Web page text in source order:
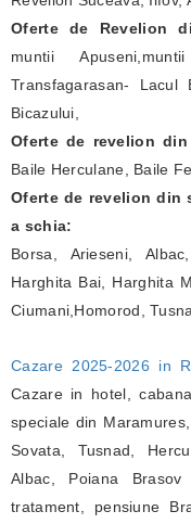
Oferte de Revelion
muntii
Transfagarasan- Lacul
Bicazului,
Oferte de revelion
Baile Herculane, Baile
Oferte de revelion din
a schia:
Borsa, Arieseni,
Harghita Bai, Harghita
Ciumani,Homorod,
Cazare 2025-2026 in
Cazare in hotel,
speciale din
Sovata, Tusnad,
Albac, Poiana
tratament, pensiune